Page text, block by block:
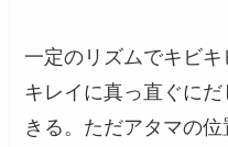
一定のリズムでキビ
キレイに真っ直ぐに
きる。ただアタマの